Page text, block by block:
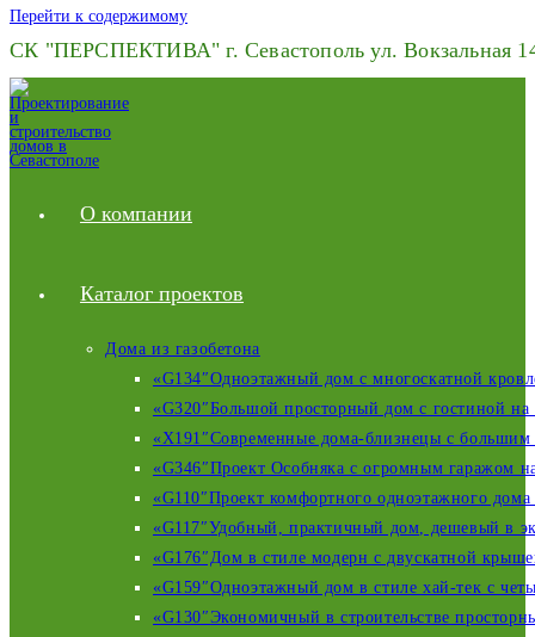
Перейти к содержимому
СК "ПЕРСПЕКТИВА" г. Севастополь ул. Вокзальная
О компании
Каталог проектов
Дома из газобетона
«G134″Одноэтажный дом с многоскатной
«G320″Большой просторный дом с гостиной
«X191″Современные дома-близнецы с
«G346″Проект Особняка с огромным гаражом
«G110″Проект комфортного одноэтажного
«G117″Удобный, практичный дом, дешевый в
«G176″Дом в стиле модерн с двускатной
«G159″Одноэтажный дом в стиле хай-тек с
«G130″Экономичный в строительстве